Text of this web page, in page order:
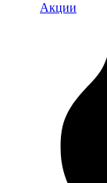
Акции